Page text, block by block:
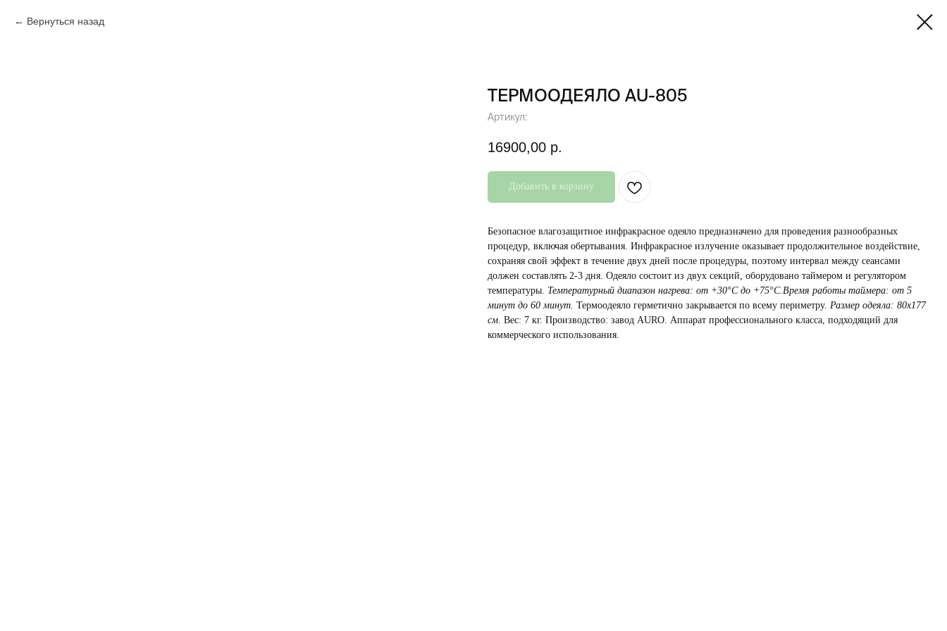
Вернуться назад
ТЕРМООДЕЯЛО AU-805
Артикул:
16900,00 р.
Добавить в корзину
Безопасное влагозащитное инфракрасное одеяло предназначено для проведения разнообразных
процедур, включая обертывания. Инфракрасное излучение оказывает продолжительное воздействие,
сохраняя свой эффект в течение двух дней после процедуры, поэтому интервал между сеансами
должен составлять 2-3 дня. Одеяло состоит из двух секций, оборудовано таймером и регулятором
температуры. Температурный диапазон нагрева: от +30°С до +75°С.Время работы таймера: от 5
минут до 60 минут. Термоодеяло герметично закрывается по всему периметру. Размер одеяла: 80х177
см. Вес: 7 кг. Производство: завод AURO. Аппарат профессионального класса, подходящий для
коммерческого использования.